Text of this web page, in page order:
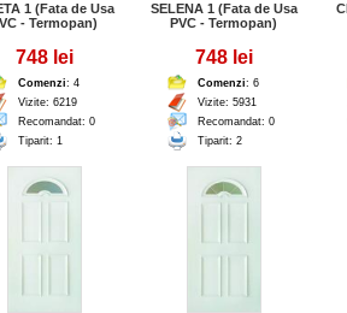
1 (Fata de Usa
- Termopan)
748 lei
Comenzi: 4
Vizite: 6219
Recomandat: 0
Tiparit: 1
SELENA 1 (Fata de Usa
PVC - Termopan)
748 lei
Comenzi: 6
Vizite: 5931
Recomandat: 0
Tiparit: 2